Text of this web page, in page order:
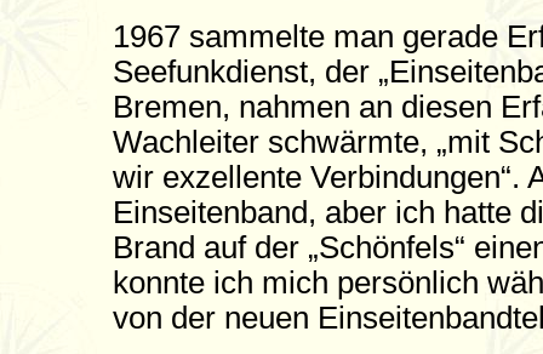
1967 sammelte man gerade
Seefunkdienst, der
Bremen, nahmen an diesen
Wachleiter schwärmte, „mit
wir exzellente Verbindungen“.
Einseitenband, aber ich hatte
Brand auf der „Schönfels“
konnte ich mich persönlich
von der neuen